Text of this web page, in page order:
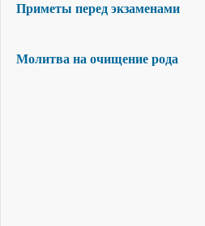
Приметы перед экзаменами
Молитва на очищение рода